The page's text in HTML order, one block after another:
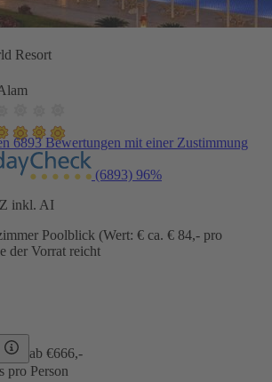
Resort
6893 Bewertungen mit einer Zustimmung
(6893) 96%
inkl. AI
Poolblick (Wert: € ca. € 84,- pro
der Vorrat reicht
ab €666,-
pro Person